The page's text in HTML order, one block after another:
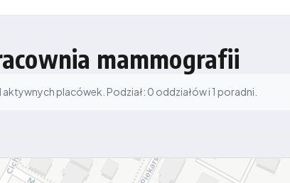
mammografii
aktywnych placówek. Podział: 0 oddziałów i 1 poradni.